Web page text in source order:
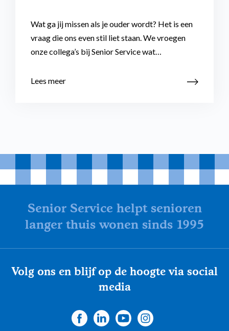
Wat ga jij missen als je ouder wordt? Het is een
vraag die ons even stil liet staan. We vroegen
onze collega’s bij Senior Service wat…
Lees meer
Senior Service helpt senioren
langer thuis wonen sinds 1995
Volg ons en blijf op de hoogte via social
media